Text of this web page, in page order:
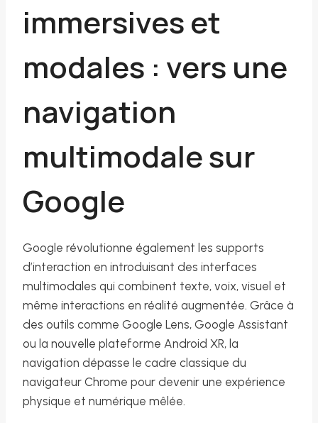
immersives et
modales : vers une
navigation
multimodale sur
Google
Google révolutionne également les supports
d’interaction en introduisant des interfaces
multimodales qui combinent texte, voix, visuel et
même interactions en réalité augmentée. Grâce à
des outils comme Google Lens, Google Assistant
ou la nouvelle plateforme Android XR, la
navigation dépasse le cadre classique du
navigateur Chrome pour devenir une expérience
physique et numérique mêlée.